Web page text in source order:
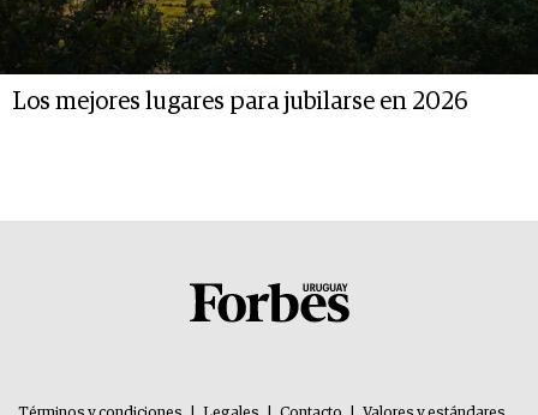
Los mejores lugares para jubilarse en 2026